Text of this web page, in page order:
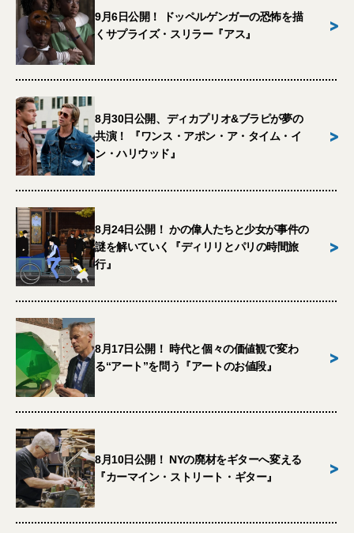
9月6日公開！ ドッペルゲンガーの恐怖を描
くサプライズ・スリラー『アス』
>
8月30日公開、ディカプリオ&ブラピが夢の
共演！ 『ワンス・アポン・ア・タイム・イ
ン・ハリウッド』
>
8月24日公開！ かの偉人たちと少女が事件の
謎を解いていく『ディリリとパリの時間旅
行』
>
8月17日公開！ 時代と個々の価値観で変わ
る“アート”を問う『アートのお値段』
>
8月10日公開！ NYの廃材をギターへ変える
『カーマイン・ストリート・ギター』
>